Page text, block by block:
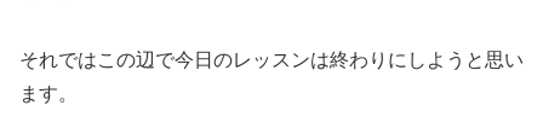
それではこの辺で今日のレッスンは終わりにしようと思い
ます。